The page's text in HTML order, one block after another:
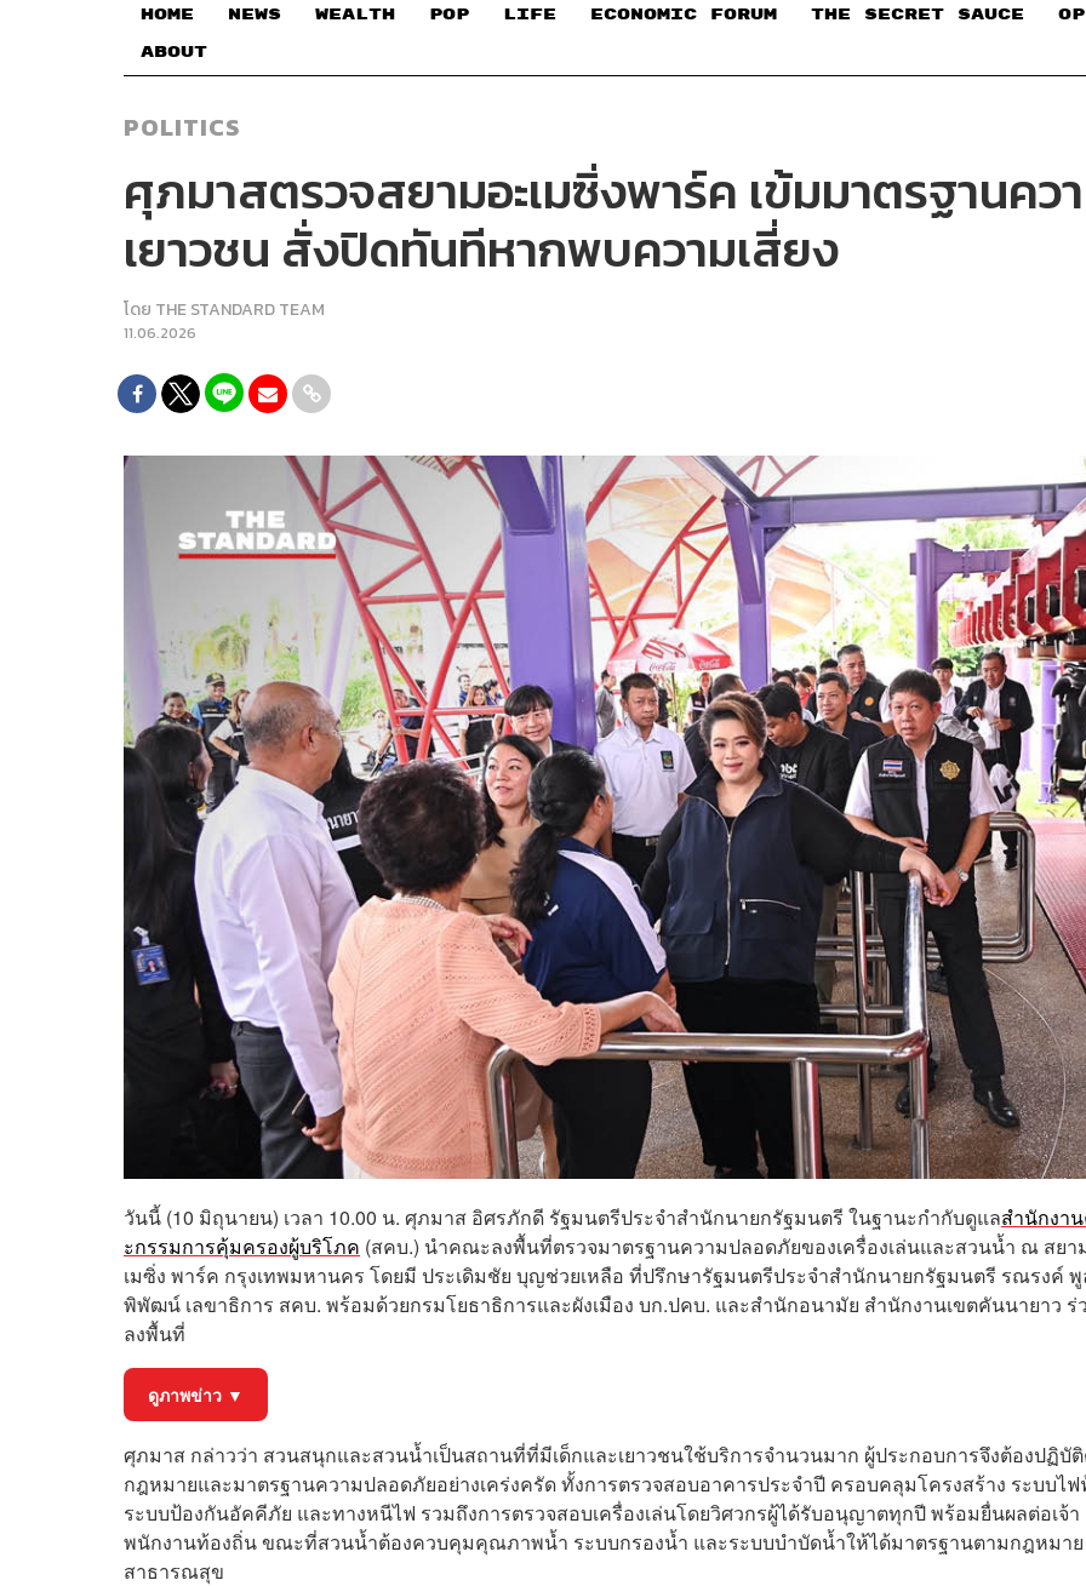
HOME NEWS WEALTH POP LIFE ECONOMIC FORUM THE SECRET SAUCE​
ABOUT
POLITICS
ศุภมาสตรวจสยามอะเมซิ่งพาร์ค เข้มมาตรฐานคว
เยาวชน สั่งปิดทันทีหากพบความเสี่ยง
โดย THE STANDARD TEAM
11.06.2026
วันนี้ (10 มิถุนายน) เวลา 10.00 น. ศุภมาส อิศรภักดี รัฐมนตรีประจำสำนักนายกรัฐมนตรี ในฐานะกำกับดูแลสำนักงา
ะกรรมการคุ้มครองผู้บริโภค (สคบ.) นำคณะลงพื้นที่ตรวจมาตรฐานความปลอดภัยของเครื่องเล่นและสวนน้ำ ณ สยา
เมซิ่ง พาร์ค กรุงเทพมหานคร โดยมี ประเดิมชัย บุญช่วยเหลือ ที่ปรึกษารัฐมนตรีประจำสำนักนายกรัฐมนตรี รณรงค์
พิพัฒน์ เลขาธิการ สคบ. พร้อมด้วยกรมโยธาธิการและผังเมือง บก.ปคบ. และสำนักอนามัย สำนักงานเขตคันนายาว ร่
ลงพื้นที่
ดูภาพข่าว ▼
ศุภมาส กล่าวว่า สวนสนุกและสวนน้ำเป็นสถานที่ที่มีเด็กและเยาวชนใช้บริการจำนวนมาก ผู้ประกอบการจึงต้องปฏิบั
กฎหมายและมาตรฐานความปลอดภัยอย่างเคร่งครัด ทั้งการตรวจสอบอาคารประจำปี ครอบคลุมโครงสร้าง ระบบไฟ
ระบบป้องกันอัคคีภัย และทางหนีไฟ รวมถึงการตรวจสอบเครื่องเล่นโดยวิศวกรผู้ได้รับอนุญาตทุกปี พร้อมยื่นผลต่อเจ้า
พนักงานท้องถิ่น ขณะที่สวนน้ำต้องควบคุมคุณภาพน้ำ ระบบกรองน้ำ และระบบบำบัดน้ำให้ได้มาตรฐานตามกฎหมาย
สาธารณสุข